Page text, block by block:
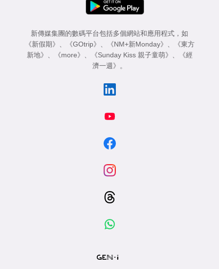
新傳媒集團的數碼平台包括多個網站和應用程式，如
《新假期》
《GOtrip》 《NM+新Monday》
《東方
新地》
《more》 《Sunday Kiss 親子童萌》
《經
濟一週》
。